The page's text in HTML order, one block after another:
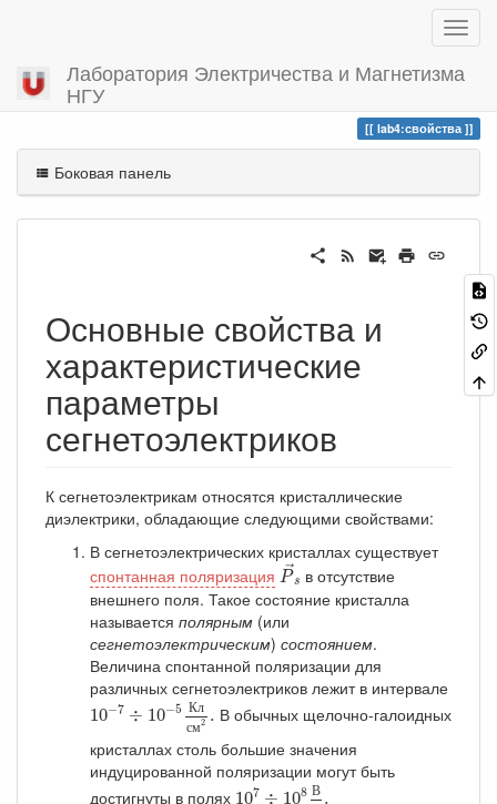
Лаборатория Электричества и Магнетизма
НГУ
Вы посетили
lab4:свойства
Боковая панель
Основные свойства и
характеристические
параметры
сегнетоэлектриков
К сегнетоэлектрикам относятся кристаллические
диэлектрики, обладающие следующими свойствами:
В сегнетоэлектрических кристаллах существует
спонтанная поляризация
→
Ps
P→s
в отсутствие
внешнего поля. Такое состояние кристалла
называется полярным (или
сегнетоэлектрическим) состоянием.
Величина спонтанной поляризации для
различных сегнетоэлектриков лежит в интервале
10−7 ÷ 10−5 Кл
см2 .
10−7÷10−5Клсм2.
В обычных щелочно-галоидных
кристаллах столь большие значения
индуцированной поляризации могут быть
достигнуты в полях 107 ÷ 108 В .
107÷108Вм.